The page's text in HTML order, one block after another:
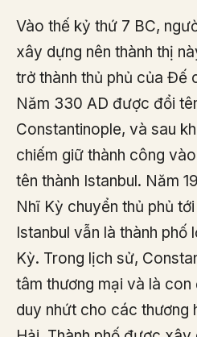
Vào thế kỷ thứ 7 BC,
xây dựng nên thành thị
trở thành thủ phủ của Đế
Năm 330 AD được đổi
Constantinople, và sau
chiếm giữ thành công
tên thành Istanbul. Năm
Nhĩ Kỳ chuyển thủ phủ
Istanbul vẫn là thành phố
Kỳ. Trong lịch sử,
tâm thương mại và là con
duy nhứt cho các thương